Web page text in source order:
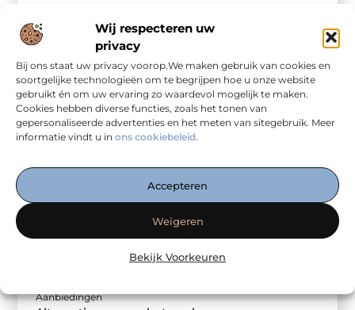
Wij respecteren uw
privacy
Bij ons staat uw privacy voorop.We maken gebruik van cookies en
soortgelijke technologieën om te begrijpen hoe u onze website
gebruikt én om uw ervaring zo waardevol mogelijk te maken.
Cookies hebben diverse functies, zoals het tonen van
gepersonaliseerde advertenties en het meten van sitegebruik. Meer
informatie vindt u in ons cookiebeleid.
Accepteren
Weigeren
Bekijk Voorkeuren
voortdurend in beweging en biedt talloze
carrièremogelijkheden voor zowel
beginners als ervaren professionals. ...
Aanbiedingen